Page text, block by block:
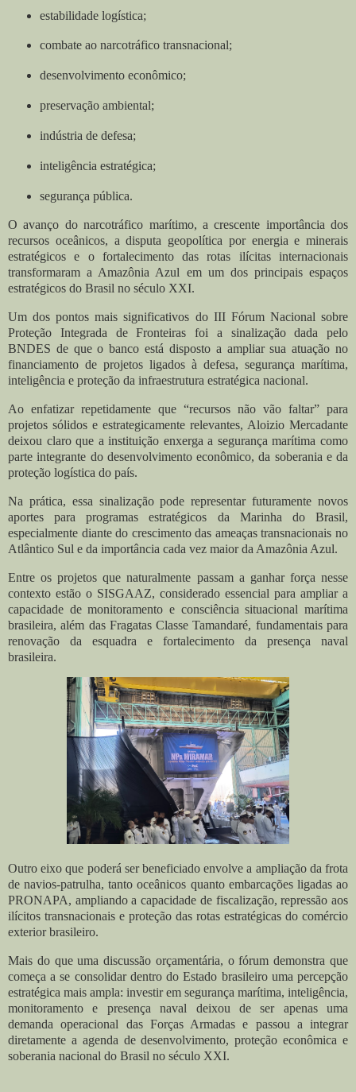
estabilidade logística;
combate ao narcotráfico transnacional;
desenvolvimento econômico;
preservação ambiental;
indústria de defesa;
inteligência estratégica;
segurança pública.
O avanço do narcotráfico marítimo, a crescente importância dos
recursos oceânicos, a disputa geopolítica por energia e minerais
estratégicos e o fortalecimento das rotas ilícitas internacionais
transformaram a Amazônia Azul em um dos principais espaços
estratégicos do Brasil no século XXI.
Um dos pontos mais significativos do III Fórum Nacional sobre
Proteção Integrada de Fronteiras foi a sinalização dada pelo
BNDES de que o banco está disposto a ampliar sua atuação no
financiamento de projetos ligados à defesa, segurança marítima,
inteligência e proteção da infraestrutura estratégica nacional.
Ao enfatizar repetidamente que “recursos não vão faltar” para
projetos sólidos e estrategicamente relevantes, Aloizio Mercadante
deixou claro que a instituição enxerga a segurança marítima como
parte integrante do desenvolvimento econômico, da soberania e da
proteção logística do país.
Na prática, essa sinalização pode representar futuramente novos
aportes para programas estratégicos da Marinha do Brasil,
especialmente diante do crescimento das ameaças transnacionais no
Atlântico Sul e da importância cada vez maior da Amazônia Azul.
Entre os projetos que naturalmente passam a ganhar força nesse
contexto estão o SISGAAZ, considerado essencial para ampliar a
capacidade de monitoramento e consciência situacional marítima
brasileira, além das Fragatas Classe Tamandaré, fundamentais para
renovação da esquadra e fortalecimento da presença naval
brasileira.
Outro eixo que poderá ser beneficiado envolve a ampliação da frota
de navios-patrulha, tanto oceânicos quanto embarcações ligadas ao
PRONAPA, ampliando a capacidade de fiscalização, repressão aos
ilícitos transnacionais e proteção das rotas estratégicas do comércio
exterior brasileiro.
Mais do que uma discussão orçamentária, o fórum demonstra que
começa a se consolidar dentro do Estado brasileiro uma percepção
estratégica mais ampla: investir em segurança marítima, inteligência,
monitoramento e presença naval deixou de ser apenas uma
demanda operacional das Forças Armadas e passou a integrar
diretamente a agenda de desenvolvimento, proteção econômica e
soberania nacional do Brasil no século XXI.